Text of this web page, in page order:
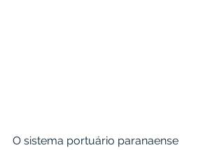
O sistema portuário paranaense